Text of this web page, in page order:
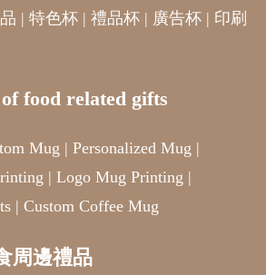
| 特色杯 | 禮品杯 | 廣告杯 | 印刷
food related gifts
Mug | Personalized Mug |
| Logo Mug Printing |
| Custom Coffee Mug
周邊禮品